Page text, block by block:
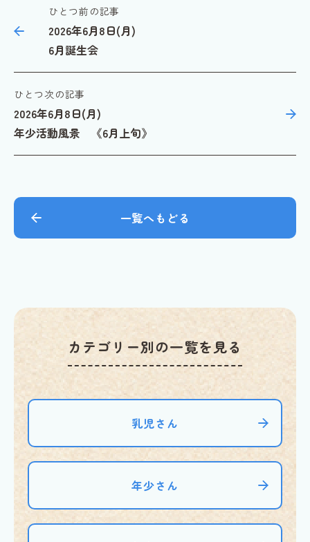
ひとつ前の記事
2026年6月8日(月)
6月誕生会
ひとつ次の記事
2026年6月8日(月)
年少活動風景 《6月上旬》
一覧へもどる
カテゴリー別の一覧を見る
乳児さん
年少さん